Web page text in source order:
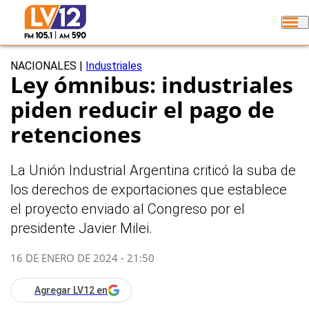
NACIONALES Industriales
Ley ómnibus: industriales
piden reducir el pago de
retenciones
La Unión Industrial Argentina criticó la suba de
los derechos de exportaciones que establece
el proyecto enviado al Congreso por el
presidente Javier Milei.
16 DE ENERO DE 2024 - 21:50
Agregar LV12 en